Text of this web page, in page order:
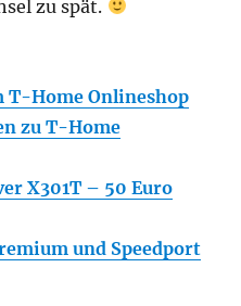
zu spät.
T-Home Onlineshop
zu T-Home
X301T – 50 Euro
und Speedport